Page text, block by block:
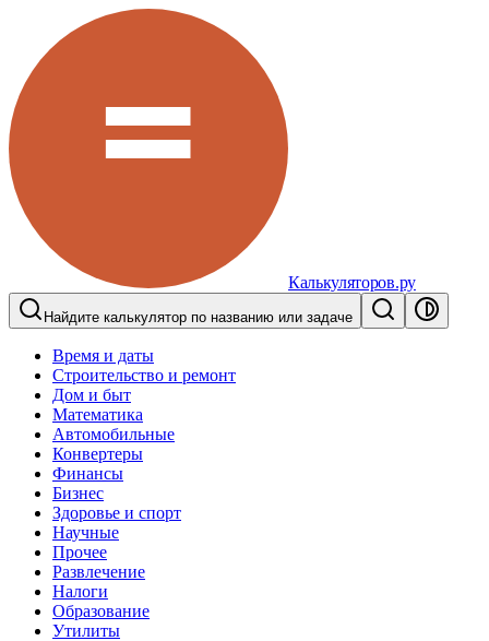
Калькуляторов.ру
Найдите калькулятор по названию или задаче
Время и даты
Строительство и ремонт
Дом и быт
Математика
Автомобильные
Конвертеры
Финансы
Бизнес
Здоровье и спорт
Научные
Прочее
Развлечение
Налоги
Образование
Утилиты